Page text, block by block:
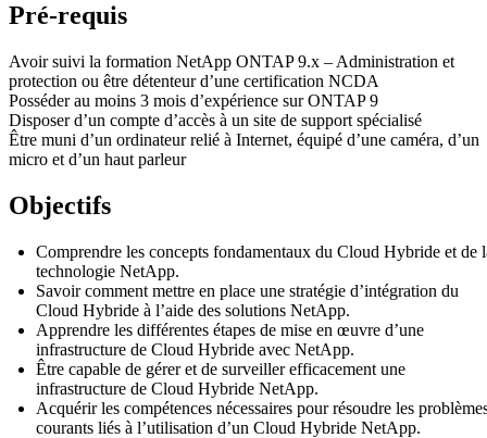
Pré-requis
Avoir suivi la formation NetApp ONTAP 9.x – Administration et
protection ou être détenteur d’une certification NCDA
Posséder au moins 3 mois d’expérience sur ONTAP 9
Disposer d’un compte d’accès à un site de support spécialisé
Être muni d’un ordinateur relié à Internet, équipé d’une caméra, d’un
micro et d’un haut parleur
Objectifs
Comprendre les concepts fondamentaux du Cloud Hybride et de
technologie NetApp.
Savoir comment mettre en place une stratégie d’intégration du
Cloud Hybride à l’aide des solutions NetApp.
Apprendre les différentes étapes de mise en œuvre d’une
infrastructure de Cloud Hybride avec NetApp.
Être capable de gérer et de surveiller efficacement une
infrastructure de Cloud Hybride NetApp.
Acquérir les compétences nécessaires pour résoudre les
courants liés à l’utilisation d’un Cloud Hybride NetApp.